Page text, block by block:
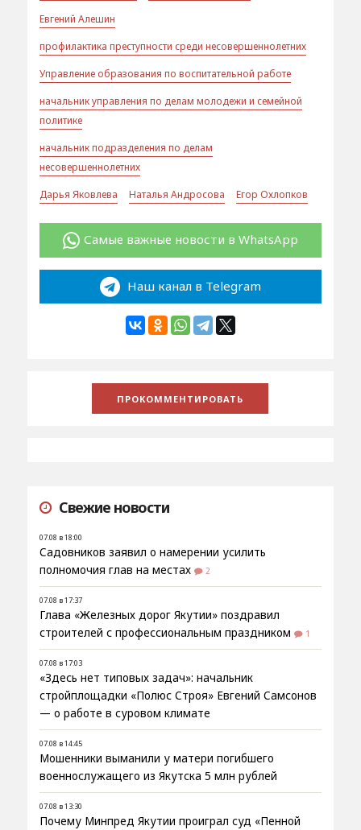
Евгений Алешин
профилактика преступности среди несовершеннолетних
Управление образования по воспитательной работе
начальник управления по делам молодежи и семейной
политике
начальник подразделения по делам
несовершеннолетних
Дарья Яковлева
Наталья Андросова Егор Охлопков
Самые важные новости в WhatsApp
Наш канал в Telegram
Свежие новости
07.08 в 18:00
Садовников заявил о намерении усилить
полномочия глав на местах
2
07.08 в 17:37
Глава «Железных дорог Якутии» поздравил
строителей с профессиональным праздником
1
07.08 в 17:03
«Здесь нет типовых задач»: начальник
стройплощадки «Полюс Строя» Евгений Самсонов
— о работе в суровом климате
07.08 в 14:45
Мошенники выманили у матери погибшего
военнослужащего из Якутска 5 млн рублей
07.08 в 13:30
Почему Минпред Якутии проиграл суд «Пенной